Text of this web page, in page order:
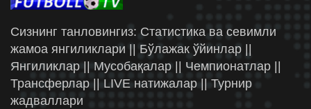
Сизнинг танловингиз: Статистика ва севимли
жамоа янгиликлари || Бўлажак ўйинлар ||
Янгиликлар || Мусобақалар || Чемпионатлар ||
Трансферлар || LIVE натижалар || Турнир
жадваллари